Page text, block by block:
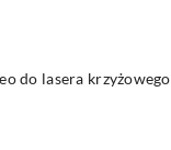
do lasera krzyżowego